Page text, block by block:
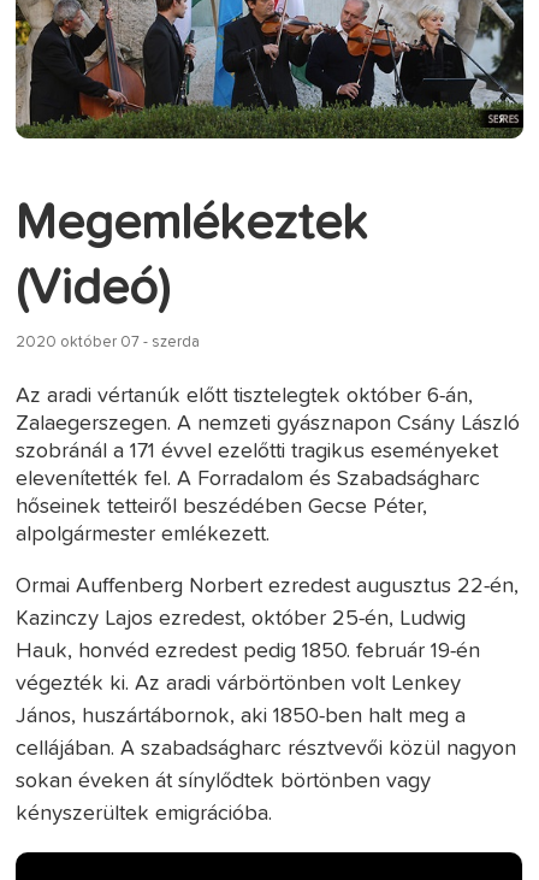
Megemlékeztek
(Videó)
2020 október 07 - szerda
Az aradi vértanúk előtt tisztelegtek október 6-án,
Zalaegerszegen. A nemzeti gyásznapon Csány László
szobránál a 171 évvel ezelőtti tragikus eseményeket
elevenítették fel. A Forradalom és Szabadságharc
hőseinek tetteiről beszédében Gecse Péter,
alpolgármester emlékezett.
Ormai Auffenberg Norbert ezredest augusztus 22-én,
Kazinczy Lajos ezredest, október 25-én, Ludwig
Hauk, honvéd ezredest pedig 1850. február 19-én
végezték ki. Az aradi várbörtönben volt Lenkey
János, huszártábornok, aki 1850-ben halt meg a
cellájában. A szabadságharc résztvevői közül nagyon
sokan éveken át sínylődtek börtönben vagy
kényszerültek emigrációba.